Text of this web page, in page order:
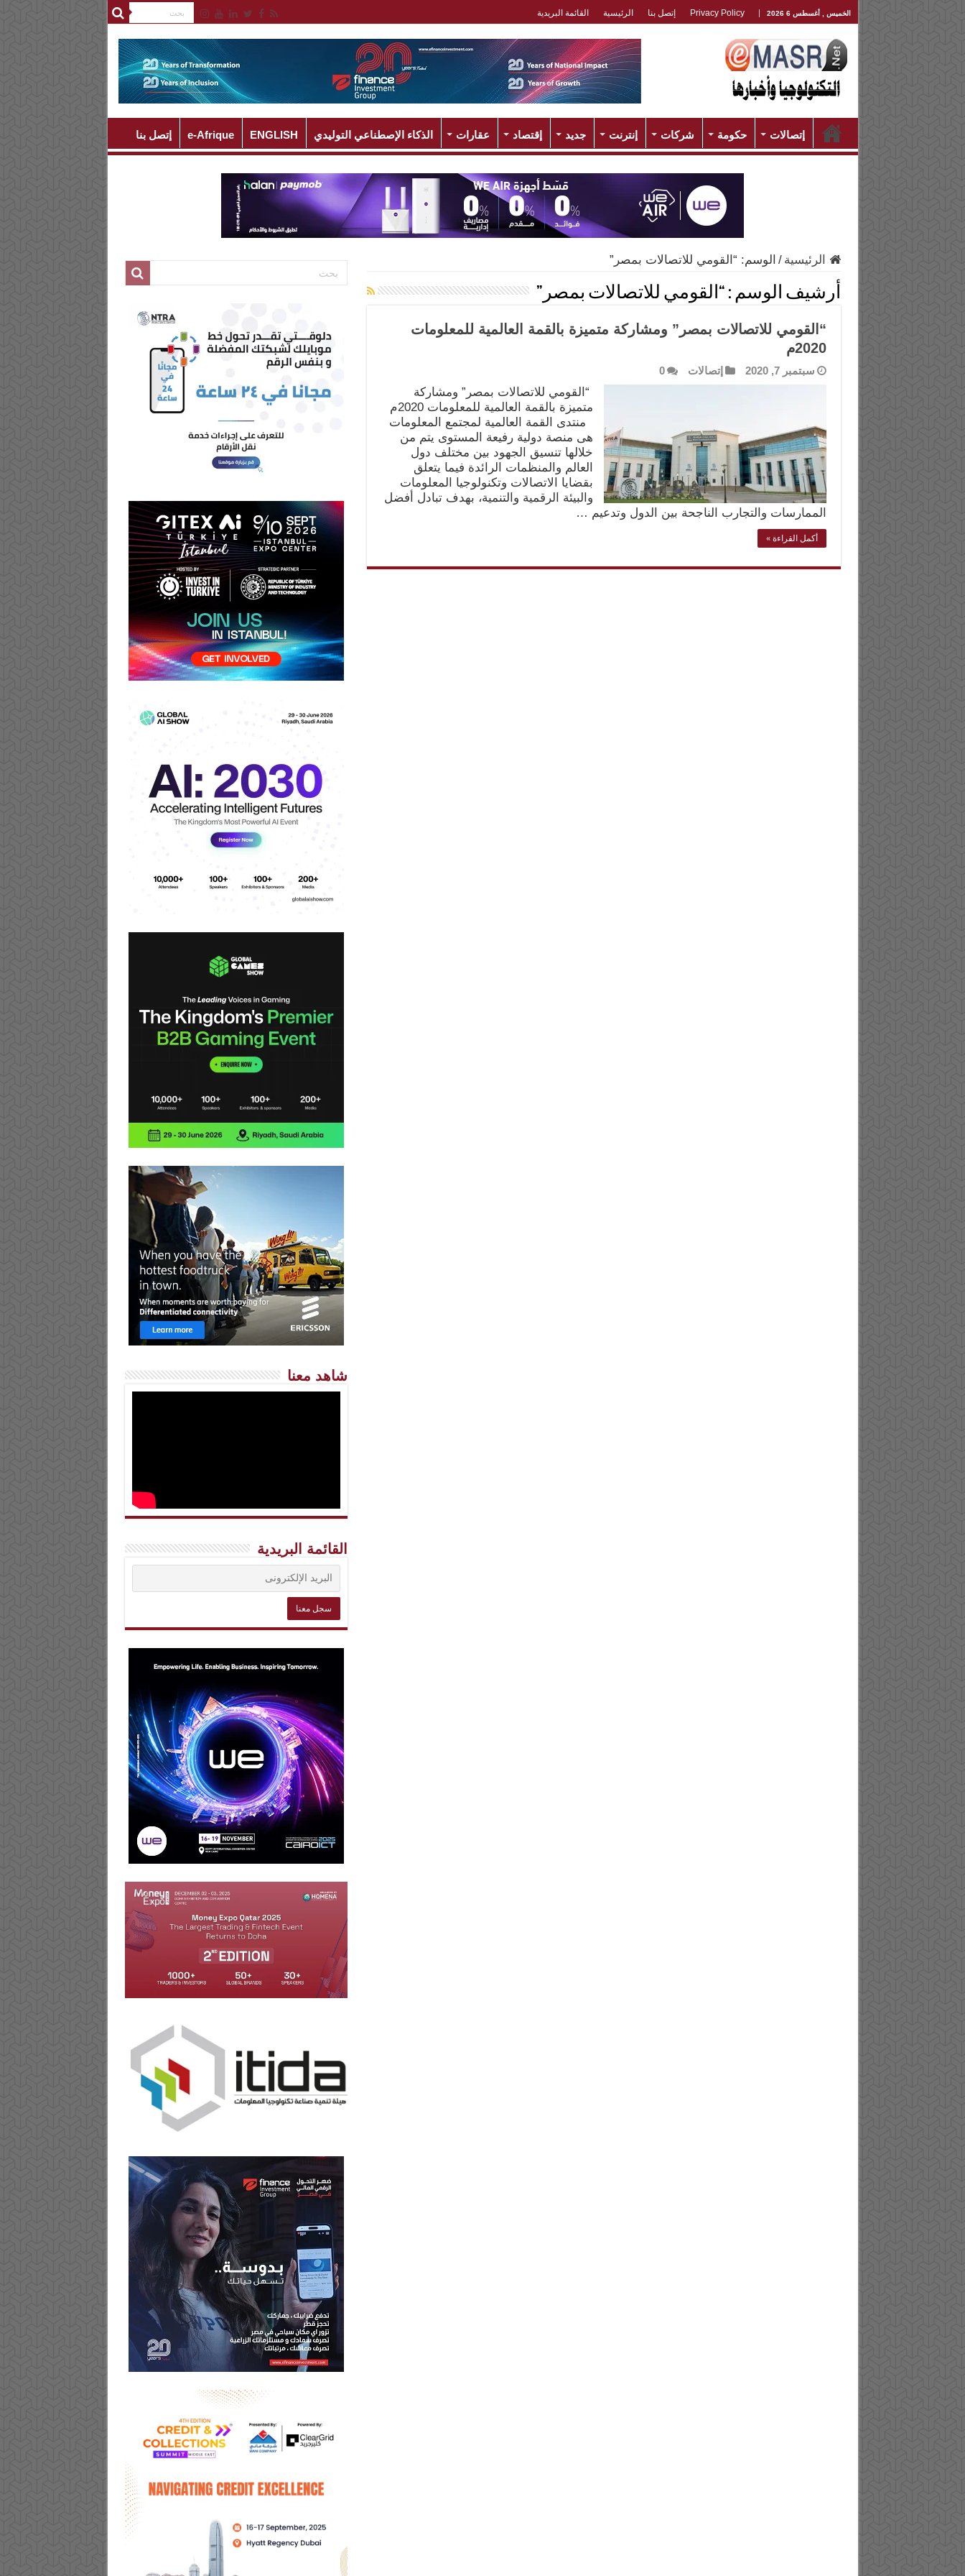
الخميس , أغسطس 6 2026 Privacy Policy إتصل بنا الرئيسية القائمة البريدية
إتصالات حكومة شركات إنترنت جديد إقتصاد عقارات الذكاء الإصطناعي التوليدي ENGLISH
e-Afrique إتصل بنا
الرئيسية / الوسم: “القومي للاتصالات بمصر”
أرشيف الوسم : “القومي للاتصالات بمصر”
“القومي للاتصالات بمصر” ومشاركة متميزة بالقمة العالمية للمعلومات
2020م
سبتمبر 7, 2020 إتصالات 0
“القومي للاتصالات بمصر” ومشاركة
متميزة بالقمة العالمية للمعلومات 2020م
منتدى القمة العالمية لمجتمع المعلومات
هى منصة دولية رفيعة المستوى يتم من
خلالها تنسيق الجهود بين مختلف دول
العالم والمنظمات الرائدة فيما يتعلق
بقضايا الاتصالات وتكنولوجيا المعلومات
والبيئة الرقمية والتنمية، بهدف تبادل أفضل
الممارسات والتجارب الناجحة بين الدول وتدعيم …
أكمل القراءة »
شاهد معنا
القائمة البريدية